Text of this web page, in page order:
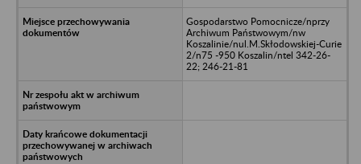
Gospodarstwo Pomocnicze/nprzy
Archiwum Państwowym/nw
Koszalinie/nul.M.Skłodowskiej-Curie
2/n75 -950 Koszalin/ntel 342-26-
22; 246-21-81